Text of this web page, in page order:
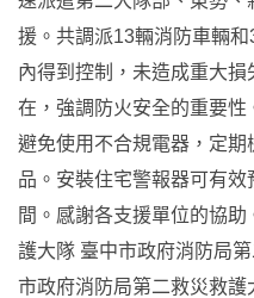
援。共調派13輛消防車輛
內得到控制，未造成重大
在，強調防火安全的重要性
避免使用不合規電器，定
品。安裝住宅警報器可有
間。感謝各支援單位的協
護大隊 臺中市政府消防局
市政府消防局第二救災救